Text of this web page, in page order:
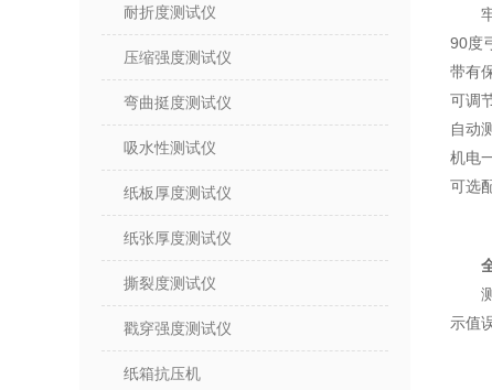
耐折度测试仪
压缩强度测试仪
弯曲挺度测试仪
吸水性测试仪
纸板厚度测试仪
纸张厚度测试仪
撕裂度测试仪
戳穿强度测试仪
纸箱抗压机
90度
带有
可调
自动
机电
可选
示值
B
C